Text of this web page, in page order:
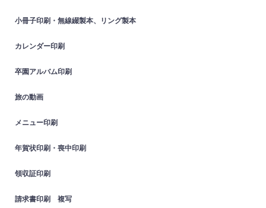
小冊子印刷・無線綴製本、リング製本
カレンダー印刷
卒園アルバム印刷
旅の動画
メニュー印刷
年賀状印刷・喪中印刷
領収証印刷
請求書印刷 複写